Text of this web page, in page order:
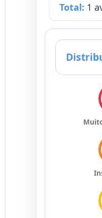
Total: 1